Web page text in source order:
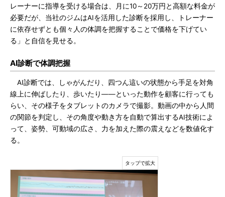
レーナーに指導を受ける場合は、月に10～20万円と高額な料金が
必要だが、当社のジムはAIを活用した診断を採用し、トレーナー
に依存せずとも個々人の体調を把握することで価格を下げてい
る」と自信を見せる。
AI診断で体調把握
AI診断では、しゃがんだり、四つん這いの状態から手足を対角
線上に伸ばしたり、歩いたり――といった動作を顧客に行っても
らい、その様子をタブレットのカメラで撮影。動画の中から人間
の関節を判定し、その角度や動き方を自動で算出するAI技術によ
って、姿勢、可動域の広さ、力を加えた際の震えなどを数値化す
る。